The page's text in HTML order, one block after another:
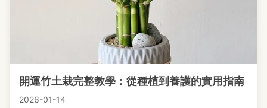
開運竹土栽完整教學：從種植到養護的實用指南
2026-01-14